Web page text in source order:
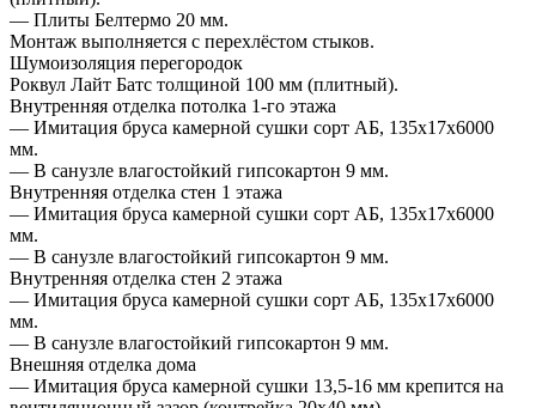
— Плиты Белтермо 20 мм.
Монтаж выполняется с перехлёстом стыков.
Шумоизоляция перегородок
Роквул Лайт Батс толщиной 100 мм (плитный).
Внутренняя отделка потолка 1-го этажа
— Имитация бруса камерной сушки сорт АБ, 135х17х6000
мм.
— В санузле влагостойкий гипсокартон 9 мм.
Внутренняя отделка стен 1 этажа
— Имитация бруса камерной сушки сорт АБ, 135х17х6000
мм.
— В санузле влагостойкий гипсокартон 9 мм.
Внутренняя отделка стен 2 этажа
— Имитация бруса камерной сушки сорт АБ, 135х17х6000
мм.
— В санузле влагостойкий гипсокартон 9 мм.
Внешняя отделка дома
— Имитация бруса камерной сушки 13,5-16 мм крепится на